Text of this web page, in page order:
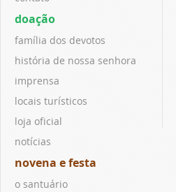
doação
família dos devotos
história de nossa senhora
imprensa
locais turísticos
loja oficial
notícias
novena e festa
o santuário